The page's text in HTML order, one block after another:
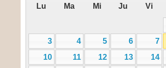
Lu Ma Mi Ju Vi
3
4 5 6 7
10
11 12 13 14